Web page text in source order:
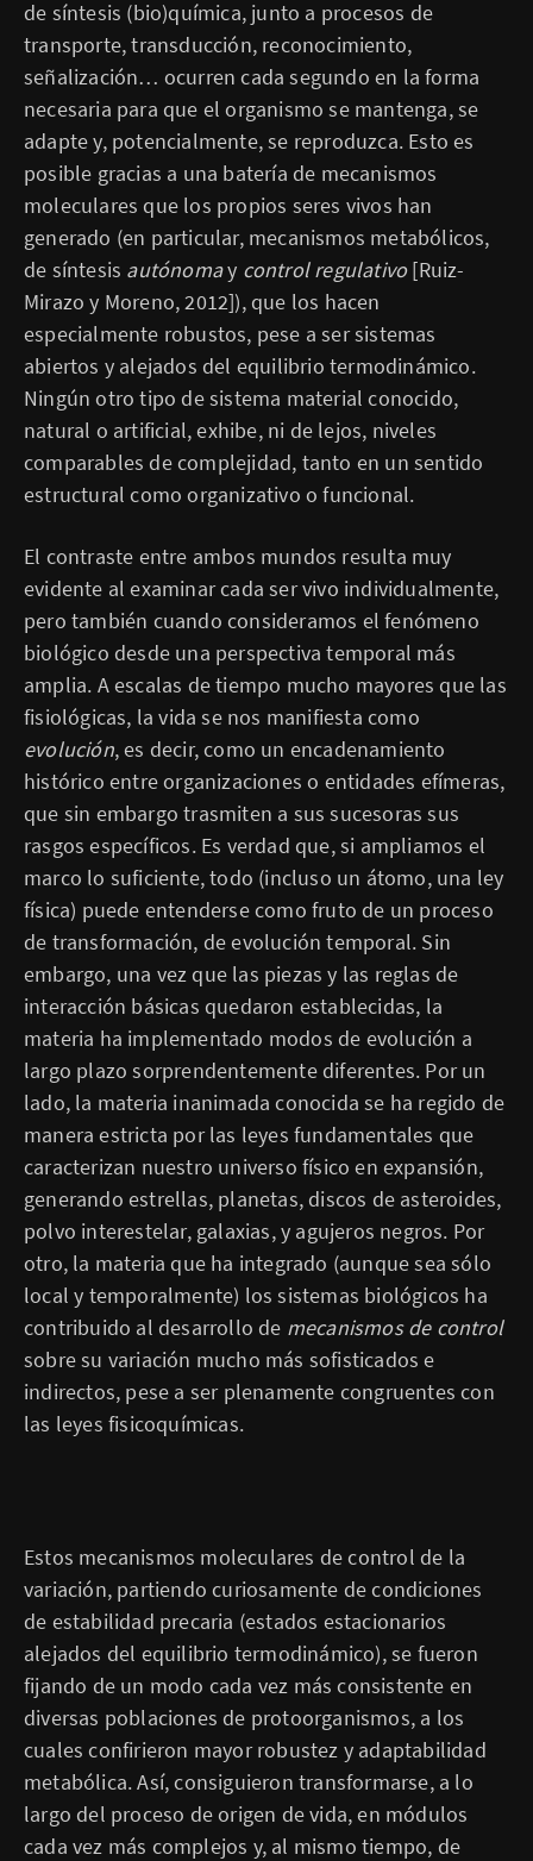
de síntesis (bio)química, junto a procesos de
transporte, transducción, reconocimiento,
señalización… ocurren cada segundo en la forma
necesaria para que el organismo se mantenga, se
adapte y, potencialmente, se reproduzca. Esto es
posible gracias a una batería de mecanismos
moleculares que los propios seres vivos han
generado (en particular, mecanismos metabólicos,
de síntesis autónomay control regulativo[Ruiz-
Mirazo y Moreno, 2012]), que los hacen
especialmente robustos, pese a ser sistemas
abiertos y alejados del equilibrio termodinámico.
Ningún otro tipo de sistema material conocido,
natural o artificial, exhibe, ni de lejos, niveles
comparables de complejidad, tanto en un sentido
estructural como organizativo o funcional.
El contraste entre ambos mundos resulta muy
evidente al examinar cada ser vivo individualmente,
pero también cuando consideramos el fenómeno
biológico desde una perspectiva temporal más
amplia. A escalas de tiempo mucho mayores que las
fisiológicas, la vida se nos manifiesta como
evolución, es decir, como un encadenamiento
histórico entre organizaciones o entidades efímeras,
que sin embargo trasmiten a sus sucesoras sus
rasgos específicos. Es verdad que, si ampliamos el
marco lo suficiente, todo (incluso un átomo, una ley
física) puede entenderse como fruto de un proceso
de transformación, de evolución temporal. Sin
embargo, una vez que las piezas y las reglas de
interacción básicas quedaron establecidas, la
materia ha implementado modos de evolución a
largo plazo sorprendentemente diferentes. Por un
lado, la materia inanimada conocida se ha regido de
manera estricta por las leyes fundamentales que
caracterizan nuestro universo físico en expansión,
generando estrellas, planetas, discos de asteroides,
polvo interestelar, galaxias, y agujeros negros. Por
otro, la materia que ha integrado (aunque sea sólo
local y temporalmente) los sistemas biológicos ha
contribuido al desarrollo de mecanismos de control
sobre su variación mucho más sofisticados e
indirectos, pese a ser plenamente congruentes con
las leyes fisicoquímicas.
Estos mecanismos molecula­res de control de la
variación, partiendo curiosamente de condiciones
de estabilidad precaria (estados estacionarios
alejados del equilibrio termodinámico), se fueron
fijando de un modo cada vez más consistente en
diversas poblaciones de protoorganismos, a los
cuales confirieron mayor robustez y adaptabilidad
metabólica. Así, consiguieron transformarse, a lo
largo del proceso de origen de vida, en módulos
cada vez más complejos y, al mismo tiempo, de